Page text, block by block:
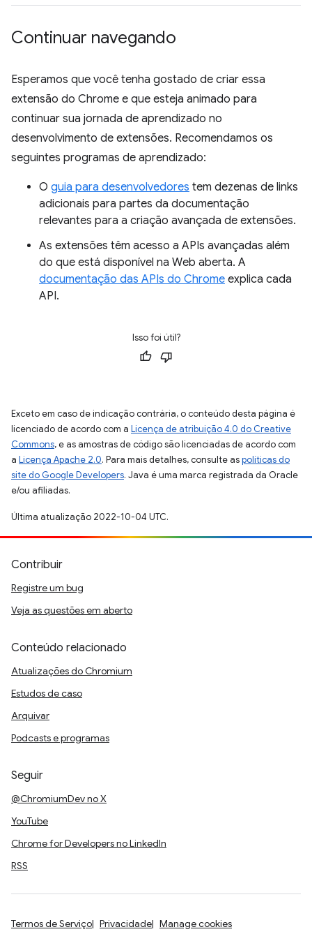
Continuar navegando
Esperamos que você tenha gostado de criar essa
extensão do Chrome e que esteja animado para
continuar sua jornada de aprendizado no
desenvolvimento de extensões. Recomendamos os
seguintes programas de aprendizado:
O guia para desenvolvedores tem dezenas de links
adicionais para partes da documentação
relevantes para a criação avançada de extensões.
As extensões têm acesso a APIs avançadas além
do que está disponível na Web aberta. A
documentação das APIs do Chrome explica cada
API.
Isso foi útil?
Exceto em caso de indicação contrária, o conteúdo desta página é
licenciado de acordo com a Licença de atribuição 4.0 do Creative
Commons, e as amostras de código são licenciadas de acordo com
a Licença Apache 2.0. Para mais detalhes, consulte aspolíticas do
site do Google Developers. Java é uma marca registrada da Oracle
e/ou afiliadas.
Última atualização 2022-10-04 UTC.
Contribuir
Registre um bug
Veja as questões em aberto
Conteúdo relacionado
Atualizações do Chromium
Estudos de caso
Arquivar
Podcasts e programas
Seguir
@ChromiumDev no X
YouTube
Chrome for Developers no LinkedIn
RSS
Termos de Serviço Privacidade Manage cookies